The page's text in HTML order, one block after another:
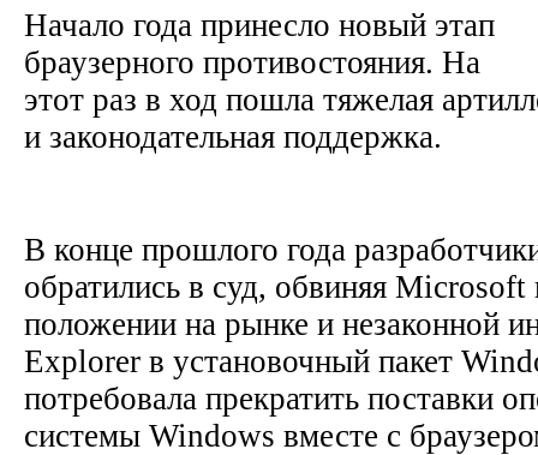
Начало года принесло новый этап
браузерного противостояния. На
этот раз в ход пошла тяжелая
и законодательная поддержка.
В конце прошлого года
обратились в суд, обвиняя
положении на рынке и незаконной
Explorer в установочный пакет
потребовала прекратить поставки
системы Windows вместе с